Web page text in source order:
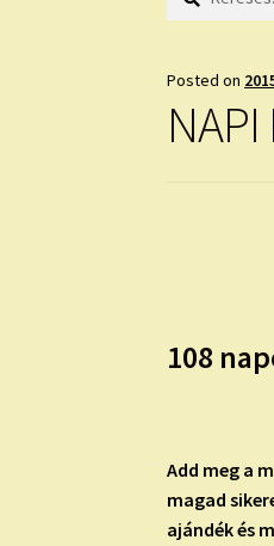
Posted on
NAPI
108
Add meg a
magad
ajándék és